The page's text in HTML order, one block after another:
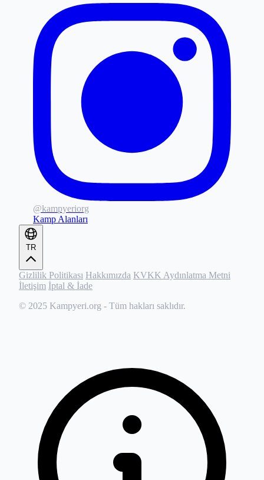
@kampyeriorg
Kamp Alanları
TR
Gizlilik Politikası Hakkımızda KVKK Aydınlatma Metni
İletişim İptal & İade
© 2025 Kampyeri.org - Tüm hakları saklıdır.